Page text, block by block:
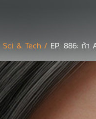
Sci & Tech / EP. 886: ถ้า